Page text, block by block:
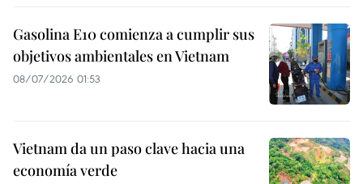
Gasolina E10 comienza a cumplir sus
objetivos ambientales en Vietnam
08/07/2026 01:53
Vietnam da un paso clave hacia una
economía verde